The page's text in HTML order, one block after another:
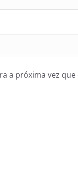
a próxima vez